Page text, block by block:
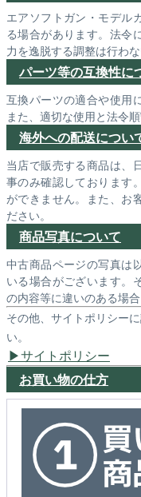
エアソフトガン・モデル
る場合があります。法令
力を逸脱する調整は行わな
パーツ等の互換性に
互換パーツの適合や使用
また、適切な使用と法令
海外への配送につい
当店で販売する商品は、
事のみ確認しております
ができません。また、お
ださい。
商品写真について
中古商品ページの写真は
いる場合がございます。
の内容等に違いのある場
その他、サイトポリシー
い。
サイトポリシー
お買い物の仕方